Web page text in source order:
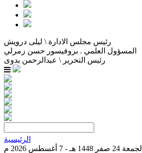
رئيس مجلس الادارة \ ليلى درويش
المسؤول العلمي . بروفيسور حسن زمرلي
رئيس التحرير \ عبدالرحمن بدوى
الرئيسية
الجمعة 24 صفر 1448 هـ - 7 أغسطس 2026 م